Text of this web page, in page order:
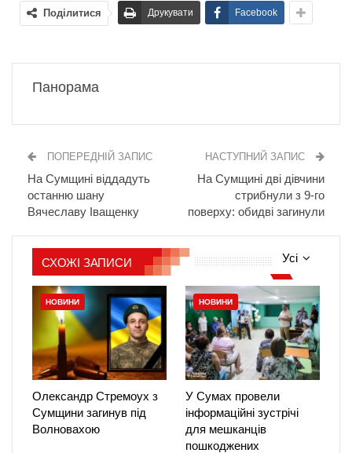
Поділитися Друкувати Facebook
Панорама
ПОПЕРЕДНІЙ ЗАПИС
На Сумщині віддадуть
останню шану
Вячеславу Іващенку
НАСТУПНИЙ ЗАПИС
На Сумщині дві дівчини
стрибнули з 9-го
поверху: обидві загинули
Усі
СХОЖІ ЗАПИСИ
НОВИНИ
Олександр Стремоух з
Сумщини загинув під
Волновахою
НОВИНИ
У Сумах провели
інформаційні зустрічі
для мешканців
пошкоджених